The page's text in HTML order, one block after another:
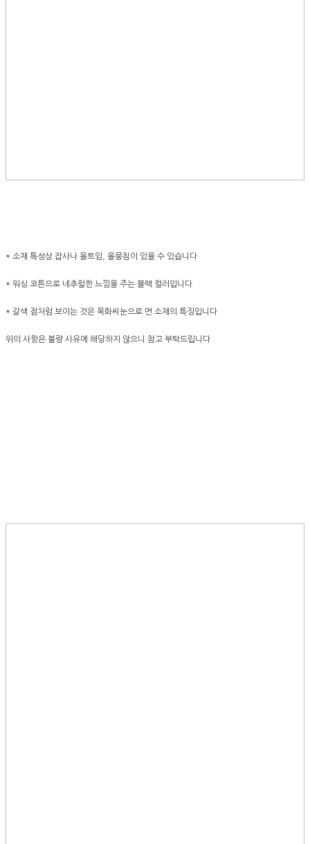
* 소재 특성상 잡사나 올트임, 올뭉침이 있을 수 있습니다
* 워싱 코튼으로 네추럴한 느낌을 주는 블랙 컬러입니다
* 갈색 점처럼 보이는 것은 목화씨눈으로 면 소재의 특징입니다
위의 사항은 불량 사유에 해당하지 않으니 참고 부탁드립니다